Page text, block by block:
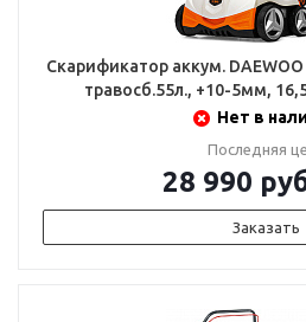
Скарификатор аккум.
травосб.55л., +10-5мм,
Нет в
Последняя
28 990
Заказать